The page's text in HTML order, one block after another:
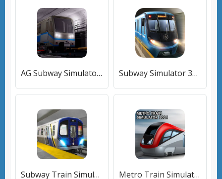
AG Subway Simulator Pro (Симулятор метро ) [МОД Много денег] APK Android Subway Simulator 3D [МОД Все открыто] APK Android
Subway Train Simulator [МОД Mega Pack] APK Android Metro Train Simulator 2023 (Метро Симулятор Поезда 2023) [МОД Бесконечные монеты] APK Android